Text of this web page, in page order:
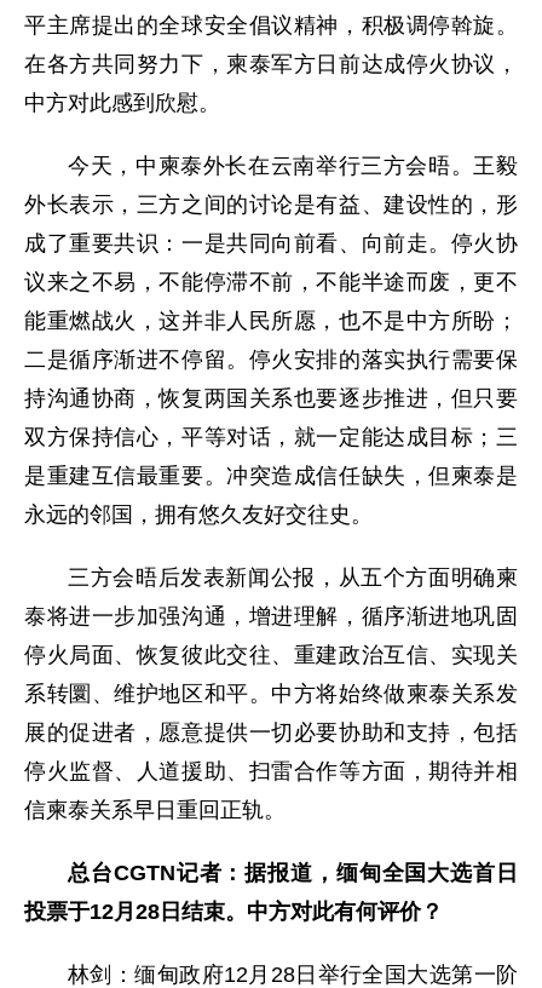
平主席提出的全球安全倡议精神，积极调停斡旋。
在各方共同努力下，柬泰军方日前达成停火协议，
中方对此感到欣慰。
今天，中柬泰外长在云南举行三方会晤。王毅
外长表示，三方之间的讨论是有益、建设性的，形
成了重要共识：一是共同向前看、向前走。停火协
议来之不易，不能停滞不前，不能半途而废，更不
能重燃战火，这并非人民所愿，也不是中方所盼；
二是循序渐进不停留。停火安排的落实执行需要保
持沟通协商，恢复两国关系也要逐步推进，但只要
双方保持信心，平等对话，就一定能达成目标；三
是重建互信最重要。冲突造成信任缺失，但柬泰是
永远的邻国，拥有悠久友好交往史。
三方会晤后发表新闻公报，从五个方面明确柬
泰将进一步加强沟通，增进理解，循序渐进地巩固
停火局面、恢复彼此交往、重建政治互信、实现关
系转圜、维护地区和平。中方将始终做柬泰关系发
展的促进者，愿意提供一切必要协助和支持，包括
停火监督、人道援助、扫雷合作等方面，期待并相
信柬泰关系早日重回正轨。
总台CGTN记者：据报道，缅甸全国大选首日
投票于12月28日结束。中方对此有何评价？
林剑：缅甸政府12月28日举行全国大选第一阶